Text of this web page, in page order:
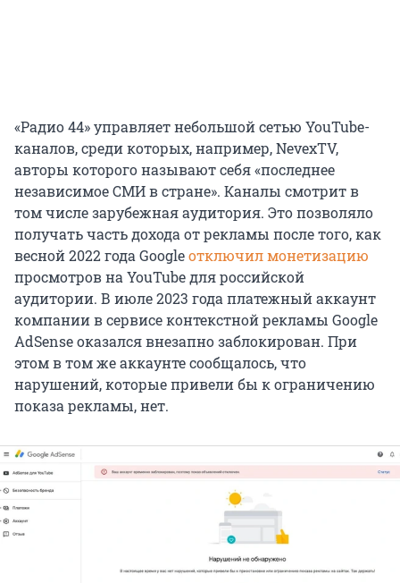
«Радио 44» управляет небольшой сетью YouTube-
каналов, среди которых, например, NevexTV,
авторы которого называют себя «последнее
независимое СМИ в стране». Каналы смотрит в
том числе зарубежная аудитория. Это позволяло
получать часть дохода от рекламы после того, как
весной 2022 года Googleотключил монетизацию
просмотров на YouTube для российской
аудитории. В июле 2023 года платежный аккаунт
компании в сервисе контекстной рекламы Google
AdSense оказался внезапно заблокирован. При
этом в том же аккаунте сообщалось, что
нарушений, которые привели бы к ограничению
показа рекламы, нет.